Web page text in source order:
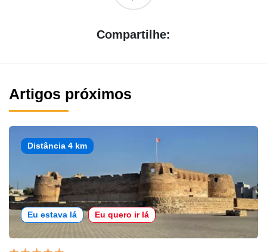
Compartilhe:
Artigos próximos
Distância 4 km
Eu estava lá Eu quero ir lá